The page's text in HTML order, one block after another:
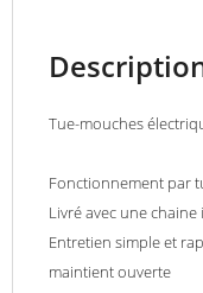
Tue-mouches
Fonctionnement par
Livré avec une
Entretien simple et
maintient ouverte